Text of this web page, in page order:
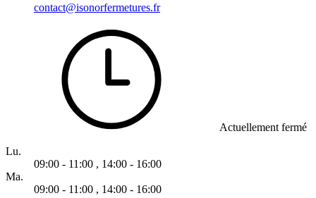
contact@isonorfermetures.fr
Actuellement fermé
Lu.
09:00 - 11:00 , 14:00 - 16:00
Ma.
09:00 - 11:00 , 14:00 - 16:00